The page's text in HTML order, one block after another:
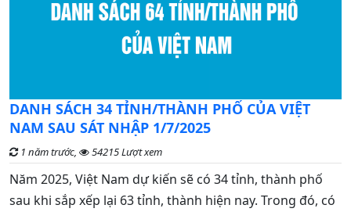
DANH SÁCH 34 TỈNH/THÀNH PHỐ CỦA VIỆT
NAM SAU SÁT NHẬP 1/7/2025
1 năm trước, 54215 Lượt xem
Năm 2025, Việt Nam dự kiến sẽ có 34 tỉnh, thành phố
sau khi sắp xếp lại 63 tỉnh, thành hiện nay. Trong đó, có